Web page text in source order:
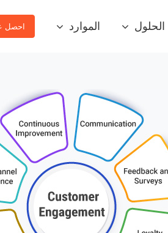
الحلول الموارد احصل